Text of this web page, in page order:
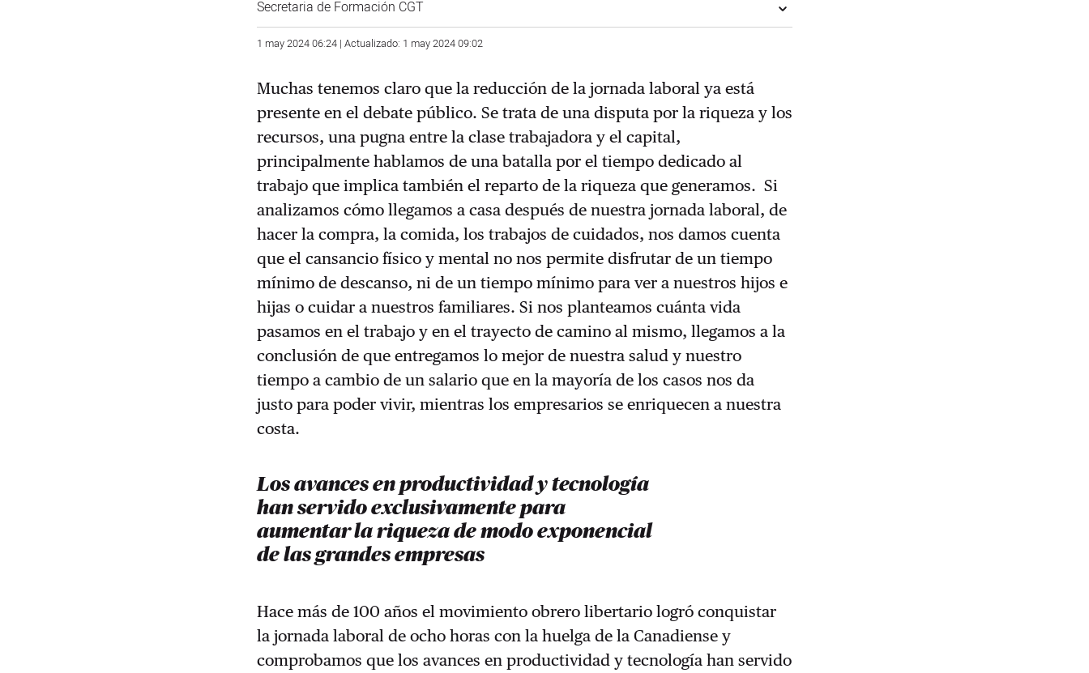
Secretaria de Formación CGT
1 may 2024 06:24 | Actualizado: 1 may 2024 09:02
Muchas tenemos claro que la reducción de la jornada laboral ya está
presente en el debate público. Se trata de una disputa por la riqueza y los
recursos, una pugna entre la clase trabajadora y el capital,
principalmente hablamos de una batalla por el tiempo dedicado al
trabajo que implica también el reparto de la riqueza que generamos. Si
analizamos cómo llegamos a casa después de nuestra jornada laboral, de
hacer la compra, la comida, los trabajos de cuidados, nos damos cuenta
que el cansancio físico y mental no nos permite disfrutar de un tiempo
mínimo de descanso, ni de un tiempo mínimo para ver a nuestros hijos e
hijas o cuidar a nuestros familiares. Si nos planteamos cuánta vida
pasamos en el trabajo y en el trayecto de camino al mismo, llegamos a la
conclusión de que entregamos lo mejor de nuestra salud y nuestro
tiempo a cambio de un salario que en la mayoría de los casos nos da
justo para poder vivir, mientras los empresarios se enriquecen a nuestra
costa.
Los avances en productividad y tecnología
han servido exclusivamente para
aumentar la riqueza de modo exponencial
de las grandes empresas
Hace más de 100 años el movimiento obrero libertario logró conquistar
la jornada laboral de ocho horas con la huelga de la Canadiense y
comprobamos que los avances en productividad y tecnología han servido